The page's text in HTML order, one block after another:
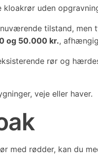
uden
tilstand, men
og 50.000 kr.,
rør og
veje eller haver.
med rødder, kan du